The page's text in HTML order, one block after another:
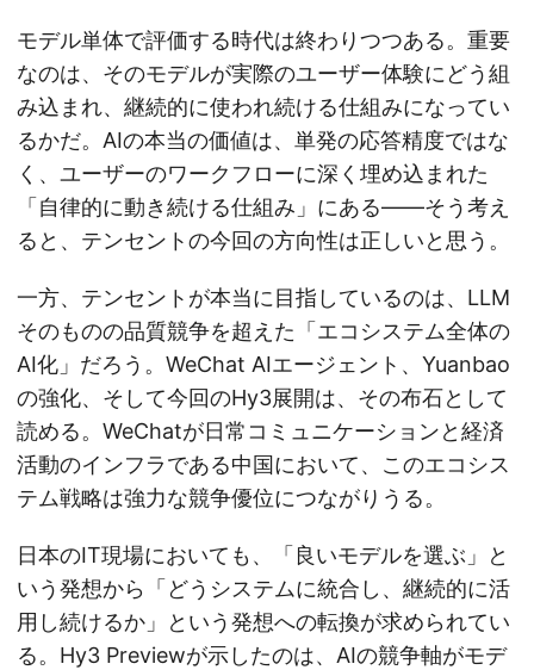
モデル単体で評価する時代は終わりつつある。重要
なのは、そのモデルが実際のユーザー体験にどう組
み込まれ、継続的に使われ続ける仕組みになってい
るかだ。AIの本当の価値は、単発の応答精度ではな
く、ユーザーのワークフローに深く埋め込まれた
「自律的に動き続ける仕組み」にある——そう考え
ると、テンセントの今回の方向性は正しいと思う。
一方、テンセントが本当に目指しているのは、LLM
そのものの品質競争を超えた「エコシステム全体の
AI化」だろう。WeChat AIエージェント、Yuanbao
の強化、そして今回のHy3展開は、その布石として
読める。WeChatが日常コミュニケーションと経済
活動のインフラである中国において、このエコシス
テム戦略は強力な競争優位につながりうる。
日本のIT現場においても、「良いモデルを選ぶ」と
いう発想から「どうシステムに統合し、継続的に活
用し続けるか」という発想への転換が求められてい
る。Hy3 Previewが示したのは、AIの競争軸がモデ